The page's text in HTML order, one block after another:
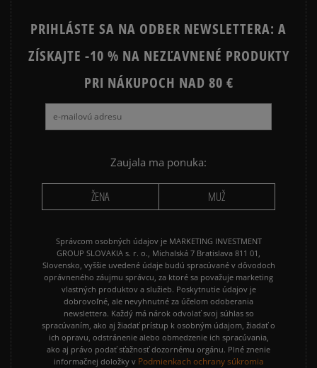
PRIHLÁSTE SA NA ODBER NEWSLETTERA: A
ZÍSKAJTE -10 % NA NEZĽAVNENÉ PRODUKTY
PRI NÁKUPOCH NAD 80 €
Zaujala ma ponuka:
ŽENA MUŽ
Správcom osobných údajov je MARKETING INVESTMENT
GROUP SLOVAKIA s. r. o., Michalská 7 Bratislava 811 01,
Slovensko, vyššie uvedené údaje budú spracúvané v dôvodoch
oprávneného záujmu správcu, za ktoré sa považuje marketing
vlastných produktov a služieb. Poskytnutie údajov je
dobrovoľné, ale nevyhnutné za účelom odoberania
newslettera. Každý má nárok odvolať svoj súhlas so
spracúvaním, ako aj žiadať prístup k osobným údajom, žiadať o
ich opravu, odstránenie alebo obmedzenie ich spracúvania,
ako aj právo podať sťažnosť dozornému orgánu. Plné znenie
informačnej doložky v Podmienkach ochrany súkromia